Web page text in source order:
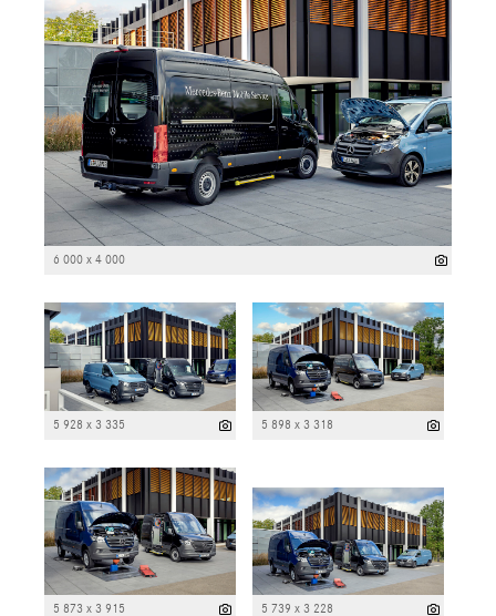
6 000 x 4 000
5 928 x 3 335 5 898 x 3 318
5 873 x 3 915 5 739 x 3 228